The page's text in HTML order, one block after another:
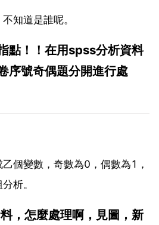
知道是誰呢。
點！！在用spss分析資料
序號奇偶題分開進行處
個變數，奇數為0，偶數為1，
析。
，怎麼處理啊，見圖，新